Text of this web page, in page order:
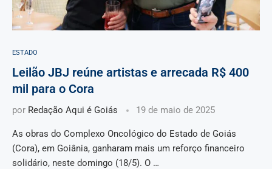
ESTADO
Leilão JBJ reúne artistas e arrecada R$ 400
mil para o Cora
por Redação Aqui é Goiás 19 de maio de 2025
As obras do Complexo Oncológico do Estado de Goiás
(Cora), em Goiânia, ganharam mais um reforço financeiro
solidário, neste domingo (18/5). O …